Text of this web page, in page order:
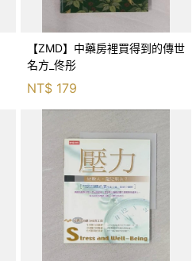
【ZMD】中藥房裡買得到的傳世
名方_佟彤
NT$ 179